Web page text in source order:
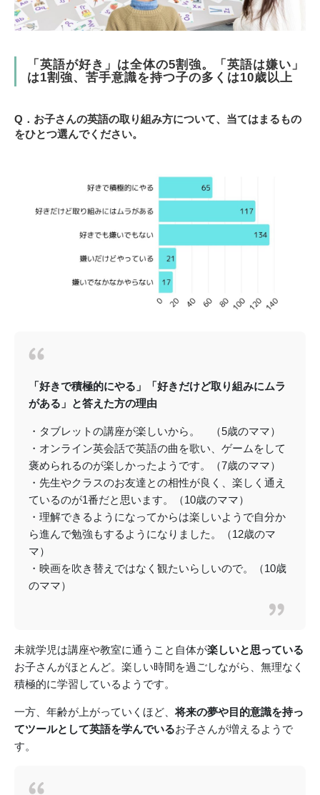
「英語が好き」は全体の5割強。「英語は嫌い」
は1割強、苦手意識を持つ子の多くは10歳以上
Q．お子さんの英語の取り組み方について、当てはまるもの
をひとつ選んでください。
「好きで積極的にやる」「好きだけど取り組みにムラ
がある」と答えた方の理由
・タブレットの講座が楽しいから。 （5歳のママ）
・オンライン英会話で英語の曲を歌い、ゲームをして
褒められるのが楽しかったようです。（7歳のママ）
・先生やクラスのお友達との相性が良く、楽しく通え
ているのが1番だと思います。（10歳のママ）
・理解できるようになってからは楽しいようで自分か
ら進んで勉強もするようになりました。（12歳のマ
マ）
・映画を吹き替えではなく観たいらしいので。（10歳
のママ）
未就学児は講座や教室に通うこと自体が楽しいと思っている
お子さんがほとんど。楽しい時間を過ごしながら、無理なく
積極的に学習しているようです。
一方、年齢が上がっていくほど、将来の夢や目的意識を持っ
てツールとして英語を学んでいるお子さんが増えるようで
す。